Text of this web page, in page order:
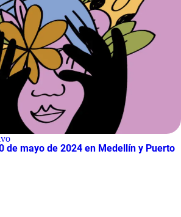
de mayo de 2024 en Medellín y Puerto